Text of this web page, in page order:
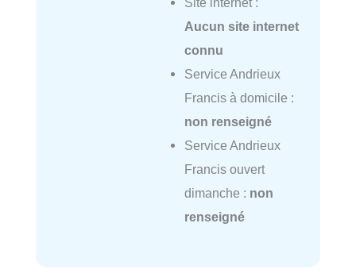
Aucun site internet
connu
Service Andrieux
Francis à domicile :
non renseigné
Service Andrieux
Francis ouvert
dimanche : non
renseigné